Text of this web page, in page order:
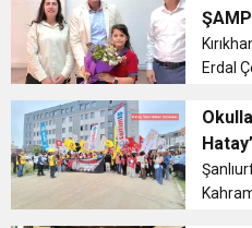
Cumhuriyet, Türk
ve Onur Nişanesidir
6:19 HBB BAŞKANI ÖNTÜRK’ÜN
CUMHURİYET BAYRAMI
17:36 KURUMLAR VERGİSİ
1:00 İTSO İŞ-KUR SGK TOPLANTI
Erdal
ziyaret
Genç
Sert